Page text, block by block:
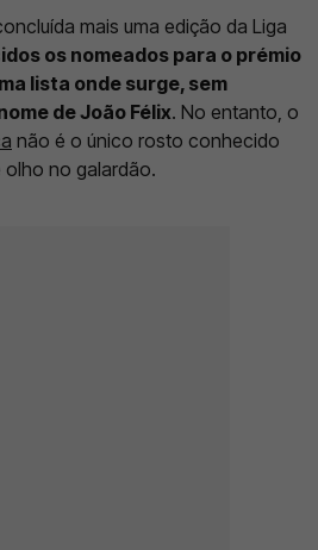
mais uma edição da Liga
os nomeados para o prémio
lista onde surge, sem
de João Félix. No entanto, o
não é o único rosto conhecido
no galardão.